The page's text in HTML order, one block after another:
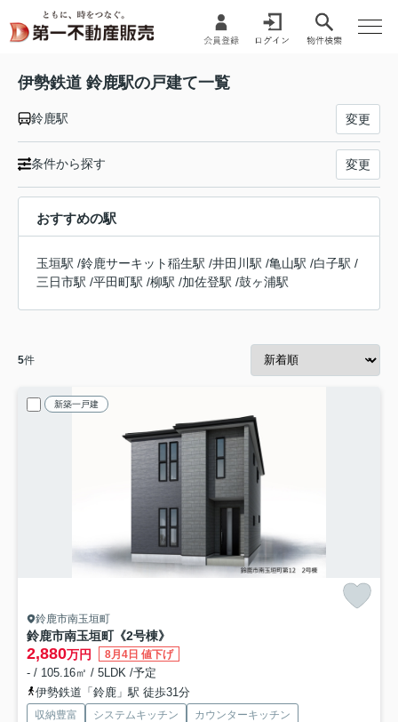
伊勢鉄道 鈴鹿駅の戸建て一覧
鈴鹿駅 変更
条件から探す 変更
おすすめの駅
玉垣駅 /鈴鹿サーキット稲生駅 /井田川駅 /亀山駅 /白子駅 /
三日市駅 /平田町駅 /柳駅 /加佐登駅 /鼓ヶ浦駅
5件
新築一戸建
鈴鹿市南玉垣町
鈴鹿市南玉垣町《2号棟》
2,880万円 8月4日 値下げ
- / 105.16㎡ / 5LDK /予定
伊勢鉄道「鈴鹿」駅 徒歩31分
収納豊富 システムキッチン
カウンターキッチン